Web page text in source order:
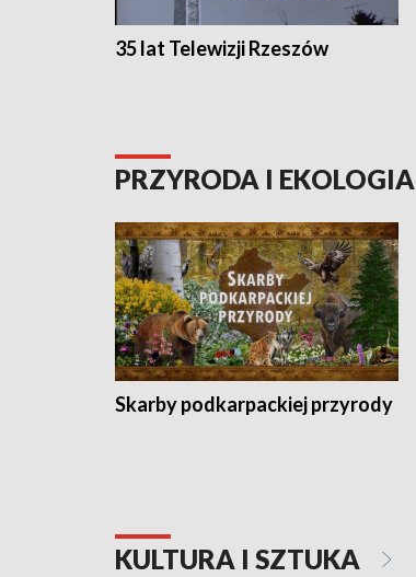
35 lat Telewizji Rzeszów
PRZYRODA I EKOLOGIA
Skarby podkarpackiej przyrody
KULTURA I SZTUKA